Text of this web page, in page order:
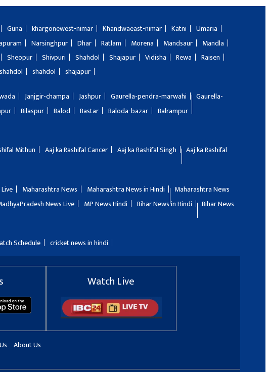
Guna khargonewest-nimar Khandwaeast-nimar Katni
Umaria
Narsinghpur Dhar Ratlam Morena Mandsaur
Mandla
Sheopur Shivpuri Shahdol Shajapur Vidisha Rewa
Raisen
shahdol shahdol shajapur
Janjgir-champa Jashpur Gaurella-pendra-marwahi
Gaurella-
Bilaspur Balod Bastar Baloda-bazar
Balrampur
Mithun Aaj ka Rashifal Cancer Aaj ka Rashifal Singh
Aaj ka Rashifal
Maharashtra News Maharashtra News in Hindi
Maharashtra News
News Live MP News Hindi Bihar News in Hindi
Bihar News
Schedule cricket news in hindi
Watch Live
About Us